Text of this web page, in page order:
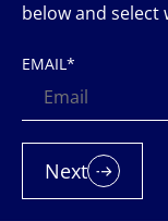
below and
EMAIL*
Next